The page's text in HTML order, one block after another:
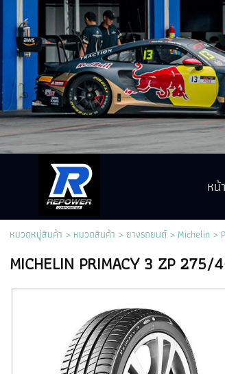
หน้
หมวดหมู่สินค้า > หมวดสินค้า >ยางรถยนต์> Michelin>
MICHELIN PRIMACY 3 ZP 275/